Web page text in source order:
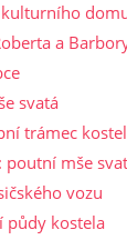
a
svatá
trámec
poutní mše
vozu
půdy kostela